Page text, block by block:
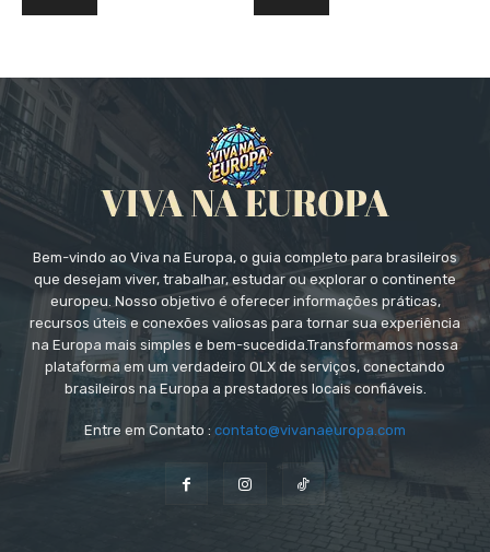
Bem-vindo ao Viva na Europa, o guia completo para brasileiros
que desejam viver, trabalhar, estudar ou explorar o continente
europeu. Nosso objetivo é oferecer informações práticas,
recursos úteis e conexões valiosas para tornar sua experiência
na Europa mais simples e bem-sucedida.Transformamos nossa
plataforma em um verdadeiro OLX de serviços, conectando
brasileiros na Europa a prestadores locais confiáveis.
Entre em Contato : contato@vivanaeuropa.com